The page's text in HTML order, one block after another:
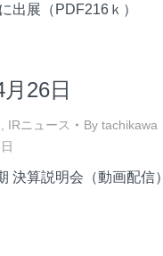
出展（PDF216ｋ）
26日
IRニュース By tachikawa
決算説明会（動画配信）